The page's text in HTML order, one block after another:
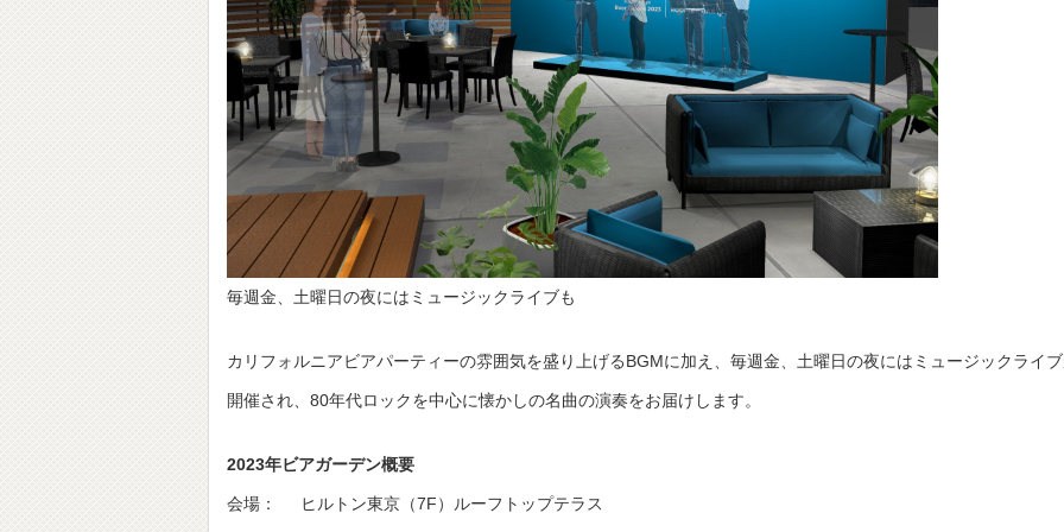
毎週金、土曜日の夜にはミュージックライブも
カリフォルニアビアパーティーの雰囲気を盛り上げるBGMに加え、毎週金、土曜日の夜にはミュージックライ
開催され、80年代ロックを中心に懐かしの名曲の演奏をお届けします。
2023年ビアガーデン概要
会場： ヒルトン東京（7F）ルーフトップテラス